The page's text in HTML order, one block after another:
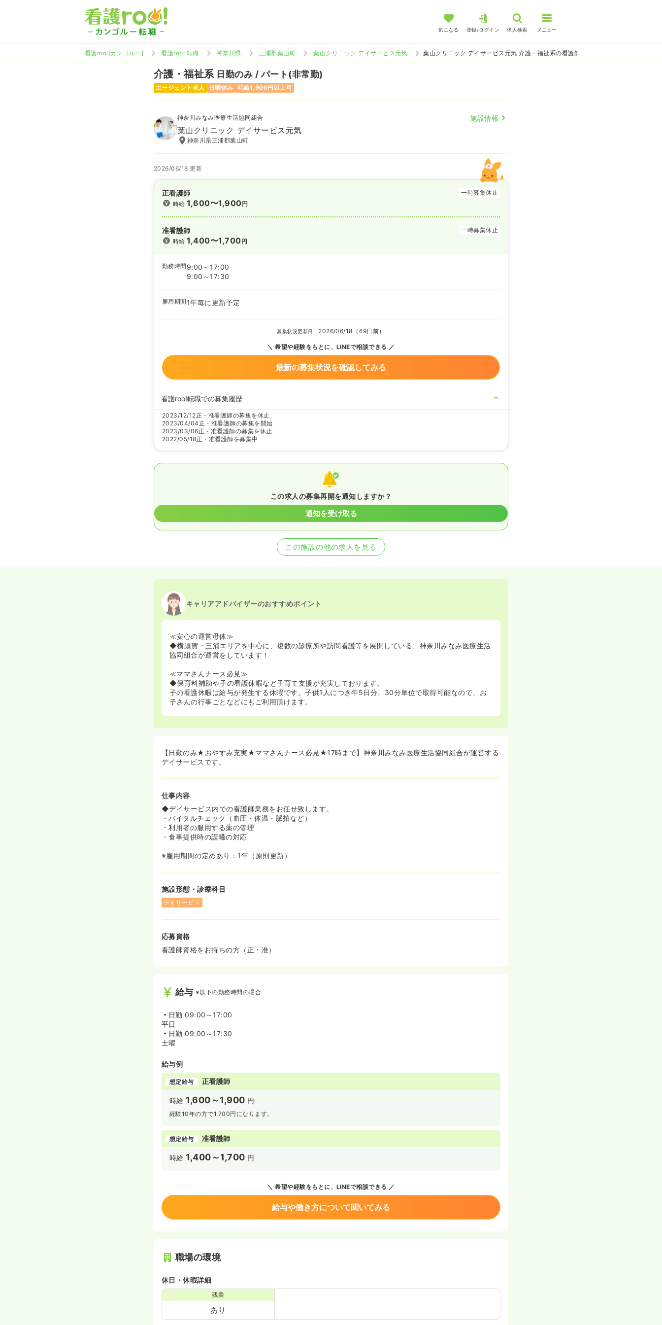
気になる 登録/ログイン 求人検索 メニュー
看護roo![カンゴルー] 看護roo! 転職 神奈川県 三浦郡葉山町 葉山クリニック デイサービス元気 葉山クリニック デイサービス元気 介護・福祉系の看護師求人
介護・福祉系 日勤のみ / パート(非常勤)
エージェント求人 日曜休み 時給1,900円以上可
神奈川みなみ医療生活協同組合 施設情報
葉山クリニック デイサービス元気
神奈川県三浦郡葉山町
2026/06/18 更新
正看護師
一時募集休止
時給1,600〜1,900円
准看護師
一時募集休止
時給1,400〜1,700円
勤務時間 9:00～17:00
9:00～17:30
雇用期間 1年毎に更新予定
募集状況更新日： 2026/06/18（49日前）
希望や経験をもとに、LINEで相談できる
最新の募集状況を確認してみる
看護roo!転職での募集履歴
2023/12/12正・准看護師の募集を休止
2023/04/04正・准看護師の募集を開始
2023/03/06正・准看護師の募集を休止
2022/05/18正・准看護師を募集中
この求人の募集再開を通知しますか？
通知を受け取る
この施設の他の求人を見る
キャリアアドバイザーのおすすめポイント
≪安心の運営母体≫
◆横須賀・三浦エリアを中心に、複数の診療所や訪問看護等を展開している、神奈川みなみ医療生活
協同組合が運営をしています！
≪ママさんナース必見≫
◆保育料補助や子の看護休暇など子育て支援が充実しております。
子の看護休暇は給与が発生する休暇です。子供1人につき年5日分、30分単位で取得可能なので、お
子さんの行事ごとなどにもご利用頂けます。
【日勤のみ★おやすみ充実★ママさんナース必見★17時まで】神奈川みなみ医療生活協同組合が運営する
デイサービスです。
仕事内容
◆デイサービス内での看護師業務をお任せ致します。
・バイタルチェック（血圧・体温・脈拍など）
・利用者の服用する薬の管理
・食事提供時の誤嚥の対応
※雇用期間の定めあり：1年（原則更新）
施設形態・診療科目
デイサービス
応募資格
看護師資格をお持ちの方（正・准）
給与 ※以下の勤務時間の場合
日勤 09:00～17:00
平日
日勤 09:00～17:30
土曜
給与例
想定給与 正看護師
時給 1,600～1,900 円
経験10年の方で1,700円になります。
想定給与 准看護師
時給 1,400～1,700 円
希望や経験をもとに、LINEで相談できる
給与や働き方について聞いてみる
職場の環境
休日・休暇詳細
残業
あり